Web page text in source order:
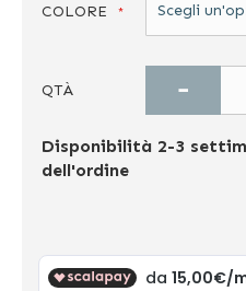
COLORE
QTÀ −
Disponibilità 2-3
dell'ordine